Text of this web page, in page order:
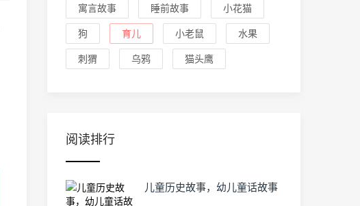
寓言故事 睡前故事 小花猫
狗 育儿 小老鼠 水果
刺猬 乌鸦 猫头鹰
阅读排行
儿童历史故事，幼儿童话故事